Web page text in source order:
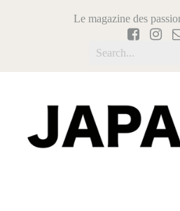
Le magazine des